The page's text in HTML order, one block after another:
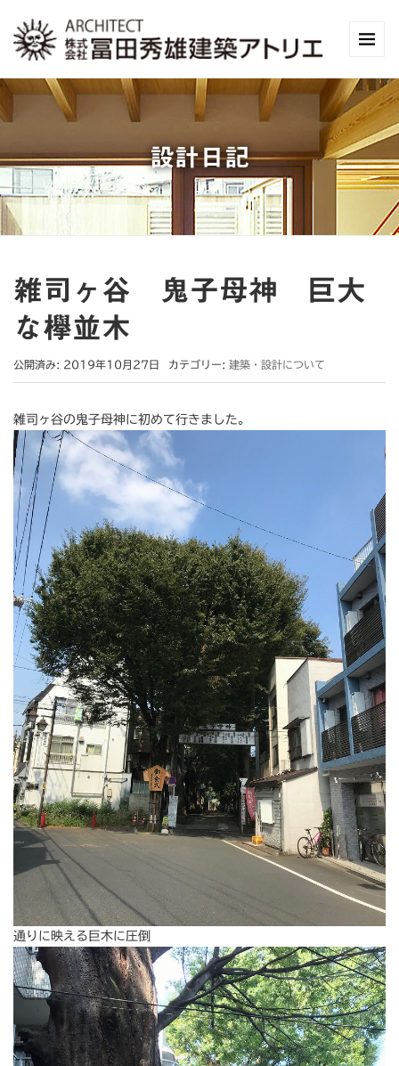
設計日記
雑司ヶ谷 鬼子母神 巨大
な欅並木
公開済み: 2019年10月27日 カテゴリー: 建築・設計について
雑司ヶ谷の鬼子母神に初めて行きました。
通りに映える巨木に圧倒